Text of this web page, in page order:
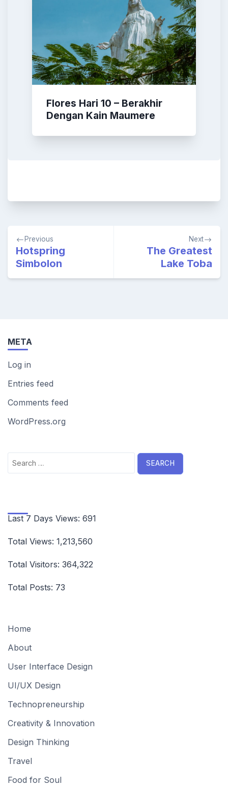
Flores Hari 10 – Berakhir
Dengan Kain Maumere
Post
navigation
Previous
Hotspring
Simbolon
Next
The Greatest
Lake Toba
META
Log in
Entries feed
Comments feed
WordPress.org
Search
for:
Last 7 Days Views: 691
Total Views: 1,213,560
Total Visitors: 364,322
Total Posts: 73
Home
About
User Interface Design
UI/UX Design
Technopreneurship
Creativity & Innovation
Design Thinking
Travel
Food for Soul